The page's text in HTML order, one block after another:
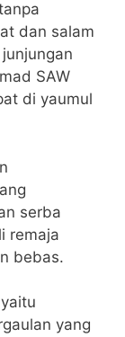
dan salam
SAW
di yaumul
serba
remaja
bebas.
yang